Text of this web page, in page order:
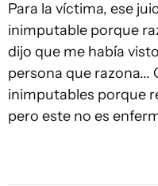
Para la víctima, ese
inimputable porque
dijo que me había
persona que razona...
inimputables porque
pero este no es